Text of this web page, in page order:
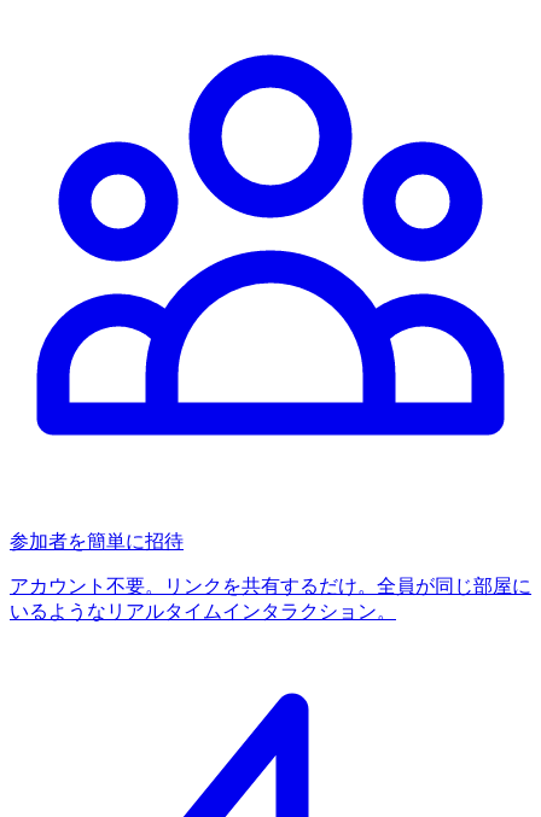
参加者を簡単に招待
アカウント不要。リンクを共有するだけ。全員が同じ部屋に
いるようなリアルタイムインタラクション。